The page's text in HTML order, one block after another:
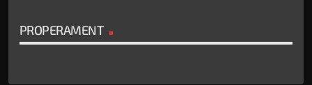
PROPERAMENT